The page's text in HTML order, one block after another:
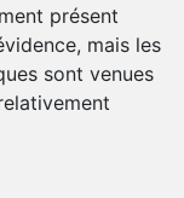
présent
mais les
sont venues